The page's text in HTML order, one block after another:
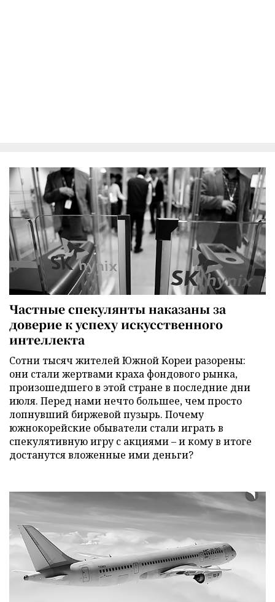
Частные спекулянты наказаны за
доверие к успеху искусственного
интеллекта
Сотни тысяч жителей Южной Кореи разорены:
они стали жертвами краха фондового рынка,
произошедшего в этой стране в последние дни
июля. Перед нами нечто большее, чем просто
лопнувший биржевой пузырь. Почему
южнокорейские обыватели стали играть в
спекулятивную игру с акциями – и кому в итоге
достанутся вложенные ими деньги?